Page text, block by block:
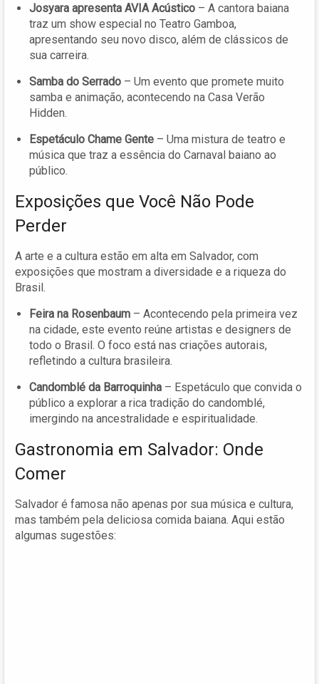
Josyara apresenta AVIA Acústico – A cantora baiana
traz um show especial no Teatro Gamboa,
apresentando seu novo disco, além de clássicos de
sua carreira.
Samba do Serrado – Um evento que promete muito
samba e animação, acontecendo na Casa Verão
Hidden.
Espetáculo Chame Gente – Uma mistura de teatro e
música que traz a essência do Carnaval baiano ao
público.
Exposições que Você Não Pode
Perder
A arte e a cultura estão em alta em Salvador, com
exposições que mostram a diversidade e a riqueza do
Brasil.
Feira na Rosenbaum – Acontecendo pela primeira vez
na cidade, este evento reúne artistas e designers de
todo o Brasil. O foco está nas criações autorais,
refletindo a cultura brasileira.
Candomblé da Barroquinha – Espetáculo que convida o
público a explorar a rica tradição do candomblé,
imergindo na ancestralidade e espiritualidade.
Gastronomia em Salvador: Onde
Comer
Salvador é famosa não apenas por sua música e cultura,
mas também pela deliciosa comida baiana. Aqui estão
algumas sugestões: